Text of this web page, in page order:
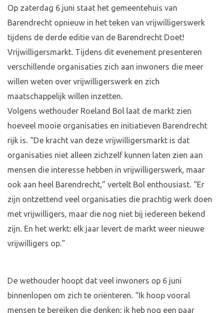
Op zaterdag 6 juni staat het gemeentehuis van
Barendrecht opnieuw in het teken van vrijwilligerswerk
tijdens de derde editie van de Barendrecht Doet!
Vrijwilligersmarkt. Tijdens dit evenement presenteren
verschillende organisaties zich aan inwoners die meer
willen weten over vrijwilligerswerk en zich
maatschappelijk willen inzetten.
Volgens wethouder Roeland Bol laat de markt zien
hoeveel mooie organisaties en initiatieven Barendrecht
rijk is. “De kracht van deze vrijwilligersmarkt is dat
organisaties niet alleen zichzelf kunnen laten zien aan
mensen die interesse hebben in vrijwilligerswerk, maar
ook aan heel Barendrecht,” vertelt Bol enthousiast. “Er
zijn ontzettend veel organisaties die prachtig werk doen
met vrijwilligers, maar die nog niet bij iedereen bekend
zijn. En het werkt: elk jaar levert de markt weer nieuwe
vrijwilligers op.”
De wethouder hoopt dat veel inwoners op 6 juni
binnenlopen om zich te oriënteren. “Ik hoop vooral
mensen te bereiken die denken: ik heb nog een paar